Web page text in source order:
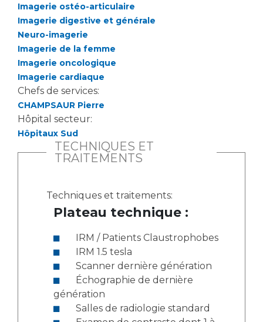
Imagerie ostéo-articulaire
Imagerie digestive et générale
Neuro-imagerie
Imagerie de la femme
Imagerie oncologique
Imagerie cardiaque
Chefs de services:
CHAMPSAUR Pierre
Hôpital secteur:
Hôpitaux Sud
TECHNIQUES ET
TRAITEMENTS
Techniques et traitements:
Plateau technique :
IRM / Patients Claustrophobes
IRM 1.5 tesla
Scanner dernière génération
génération
Salles de radiologie standard